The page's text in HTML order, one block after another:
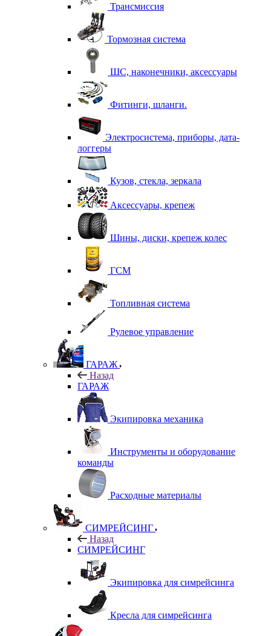
Трансмиссия
Тормозная система
ШС, наконечники, аксессуары
Фитинги, шланги.
Электросистема, приборы, дата-
логгеры
Кузов, стекла, зеркала
Аксессуары, крепеж
Шины, диски, крепеж колес
ГСМ
Топливная система
Рулевое управление
ГАРАЖ
Назад
ГАРАЖ
Экипировка механика
Инструменты и оборудование
команды
Расходные материалы
СИМРЕЙСИНГ
Назад
СИМРЕЙСИНГ
Экипировка для симрейсинга
Кресла для симрейсинга